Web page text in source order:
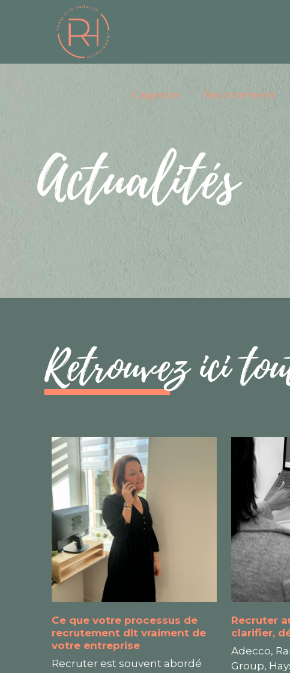
L’agence Recrutement
Actualités
Retrouvez ici
Ce que votre processus de
recrutement dit vraiment de
votre entreprise
Recruter est souvent abordé
Recruter
clarifier,
Adecco,
Group,